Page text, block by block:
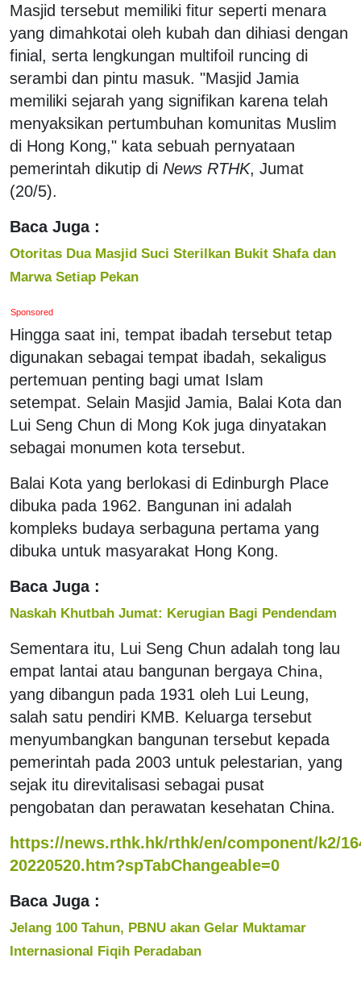
Masjid tersebut memiliki fitur seperti menara
yang dimahkotai oleh kubah dan dihiasi dengan
finial, serta lengkungan multifoil runcing di
serambi dan pintu masuk. "Masjid Jamia
memiliki sejarah yang signifikan karena telah
menyaksikan pertumbuhan komunitas Muslim
di Hong Kong," kata sebuah pernyataan
pemerintah dikutip di News RTHK, Jumat
(20/5).
Baca Juga :
Otoritas Dua Masjid Suci Sterilkan Bukit Shafa dan
Marwa Setiap Pekan
Sponsored
Hingga saat ini, tempat ibadah tersebut tetap
digunakan sebagai tempat ibadah, sekaligus
pertemuan penting bagi umat Islam
setempat. Selain Masjid Jamia, Balai Kota dan
Lui Seng Chun di Mong Kok juga dinyatakan
sebagai monumen kota tersebut.
Balai Kota yang berlokasi di Edinburgh Place
dibuka pada 1962. Bangunan ini adalah
kompleks budaya serbaguna pertama yang
dibuka untuk masyarakat Hong Kong.
Baca Juga :
Naskah Khutbah Jumat: Kerugian Bagi Pendendam
Sementara itu, Lui Seng Chun adalah tong lau
empat lantai atau bangunan bergaya China,
yang dibangun pada 1931 oleh Lui Leung,
salah satu pendiri KMB. Keluarga tersebut
menyumbangkan bangunan tersebut kepada
pemerintah pada 2003 untuk pelestarian, yang
sejak itu direvitalisasi sebagai pusat
pengobatan dan perawatan kesehatan China.
https://news.rthk.hk/rthk/en/component/k2/
20220520.htm?spTabChangeable=0
Baca Juga :
Jelang 100 Tahun, PBNU akan Gelar Muktamar
Internasional Fiqih Peradaban